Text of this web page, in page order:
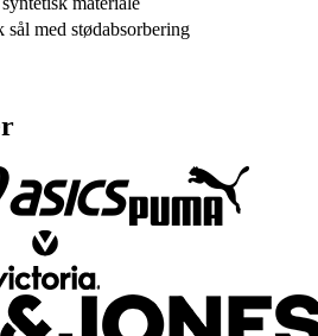
sål med stødabsorbering